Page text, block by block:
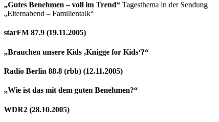
„Gutes Benehmen – voll im Trend“ Tagesthema in der Sendung
„Elternabend – Familientalk“
starFM 87.9 (19.11.2005)
„Brauchen unsere Kids ‚Knigge for Kids‘?“
Radio Berlin 88.8 (rbb) (12.11.2005)
„Wie ist das mit dem guten Benehmen?“
WDR2 (28.10.2005)